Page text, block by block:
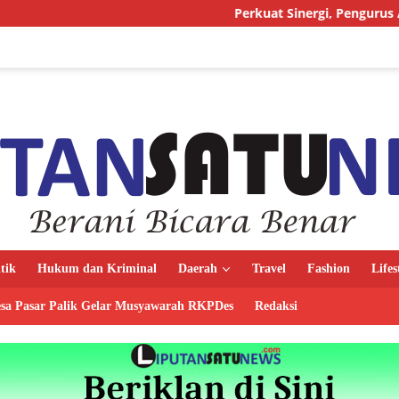
Perkuat Sinergi, Pengurus AMJ Audiensi
Hukum dan Kriminal Daerah Travel Fashion
Pasar Palik Gelar Musyawarah RKPDes Redaksi